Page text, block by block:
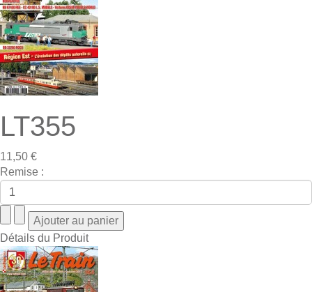
LT355
11,50 €
Remise :
Détails du Produit